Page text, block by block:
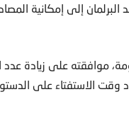
البرلمان إلى إمكانية
موافقته على زيادة عدد